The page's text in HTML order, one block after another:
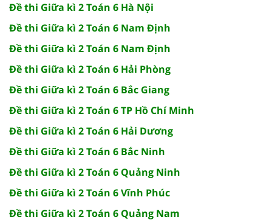
Đề thi Giữa kì 2 Toán 6 Hà Nội
Đề thi Giữa kì 2 Toán 6 Nam Định
Đề thi Giữa kì 2 Toán 6 Nam Định
Đề thi Giữa kì 2 Toán 6 Hải Phòng
Đề thi Giữa kì 2 Toán 6 Bắc Giang
Đề thi Giữa kì 2 Toán 6 TP Hồ Chí Minh
Đề thi Giữa kì 2 Toán 6 Hải Dương
Đề thi Giữa kì 2 Toán 6 Bắc Ninh
Đề thi Giữa kì 2 Toán 6 Quảng Ninh
Đề thi Giữa kì 2 Toán 6 Vĩnh Phúc
Đề thi Giữa kì 2 Toán 6 Quảng Nam